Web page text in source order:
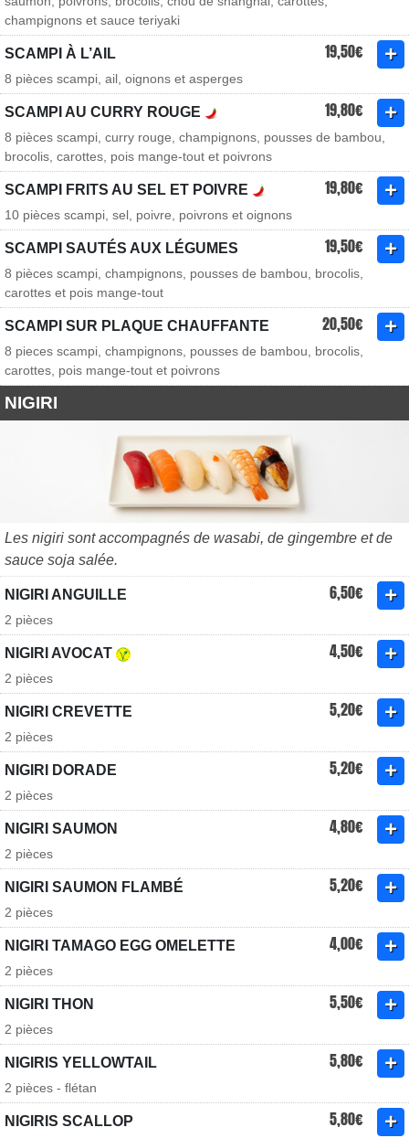
champignons et sauce teriyaki
SCAMPI À L’AIL 19,50€
8 pièces scampi, ail, oignons et asperges
SCAMPI AU CURRY ROUGE 19,80€
8 pièces scampi, curry rouge, champignons, pousses de bambou,
brocolis, carottes, pois mange-tout et poivrons
SCAMPI FRITS AU SEL ET POIVRE 19,80€
10 pièces scampi, sel, poivre, poivrons et oignons
SCAMPI SAUTÉS AUX LÉGUMES 19,50€
8 pièces scampi, champignons, pousses de bambou, brocolis,
carottes et pois mange-tout
SCAMPI SUR PLAQUE CHAUFFANTE 20,50€
8 pieces scampi, champignons, pousses de bambou, brocolis,
carottes, pois mange-tout et poivrons
NIGIRI
Les nigiri sont accompagnés de wasabi, de gingembre et de
sauce soja salée.
NIGIRI ANGUILLE 6,50€
2 pièces
NIGIRI AVOCAT 4,50€
2 pièces
NIGIRI CREVETTE 5,20€
2 pièces
NIGIRI DORADE 5,20€
2 pièces
NIGIRI SAUMON 4,80€
2 pièces
NIGIRI SAUMON FLAMBÉ 5,20€
2 pièces
NIGIRI TAMAGO EGG OMELETTE 4,00€
2 pièces
NIGIRI THON 5,50€
2 pièces
NIGIRIS YELLOWTAIL 5,80€
2 pièces - flétan
NIGIRIS SCALLOP 5,80€